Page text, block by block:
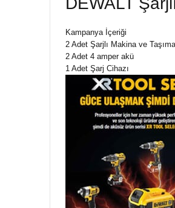
Kampanya İçeriği
2 Adet Şarjlı Makina ve
2 Adet 4 amper akü
1 Adet Şarj Cihazı